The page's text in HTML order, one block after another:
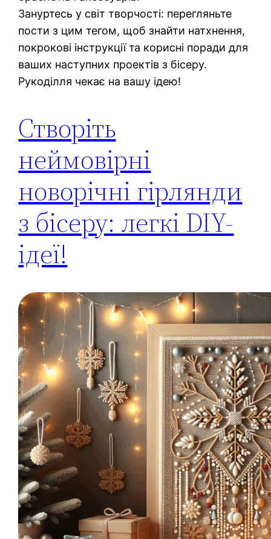
Зануртесь у світ творчості: перегляньте
пости з цим тегом, щоб знайти натхнення,
покрокові інструкції та корисні поради для
ваших наступних проектів з бісеру.
Рукоділля чекає на вашу ідею!
Створіть
неймовірні
новорічні гірлянди
з бісеру: легкі DIY-
ідеї!